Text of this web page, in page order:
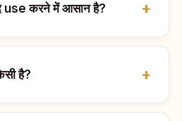
use करने में आसान है?
है?